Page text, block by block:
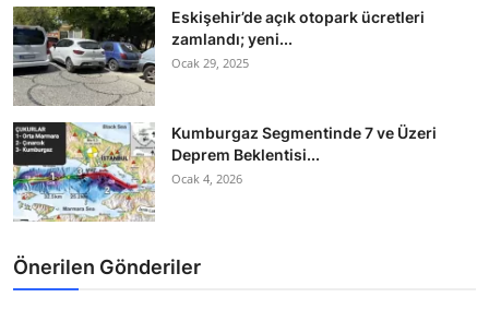
Eskişehir’de açık otopark ücretleri
zamlandı; yeni...
Ocak 29, 2025
Kumburgaz Segmentinde 7 ve Üzeri
Deprem Beklentisi...
Ocak 4, 2026
Önerilen Gönderiler